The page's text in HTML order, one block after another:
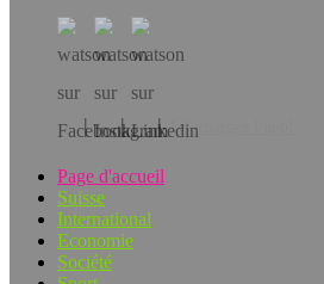
Téléchargez l’app!
Page d'accueil
Suisse
International
Economie
Société